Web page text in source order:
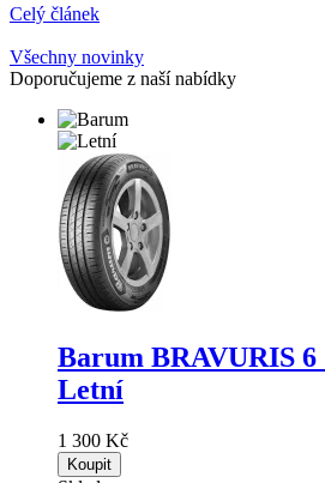
Celý článek
Všechny novinky
Doporučujeme z naší nabídky
Barum BRAVURIS 6
Letní
1 300 Kč
Koupit